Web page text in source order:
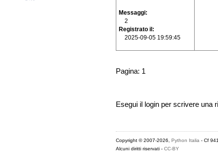
Messaggi
2
Registrato il
2025-09-05 19:59:45
Pagina: 1
Esegui il login per scrivere una
Copyright © 2007-2026, Python Italia- Cf
Alcuni diritti riservati - CC-BY